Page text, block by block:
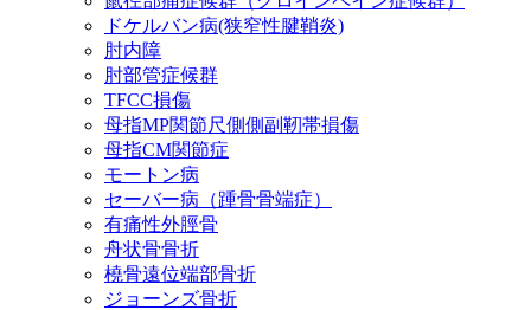
ドケルバン病(狭窄性腱鞘炎)
肘内障
肘部管症候群
TFCC損傷
母指MP関節尺側側副靭帯損傷
母指CM関節症
モートン病
セーバー病（踵骨骨端症）
有痛性外脛骨
舟状骨骨折
橈骨遠位端部骨折
ジョーンズ骨折